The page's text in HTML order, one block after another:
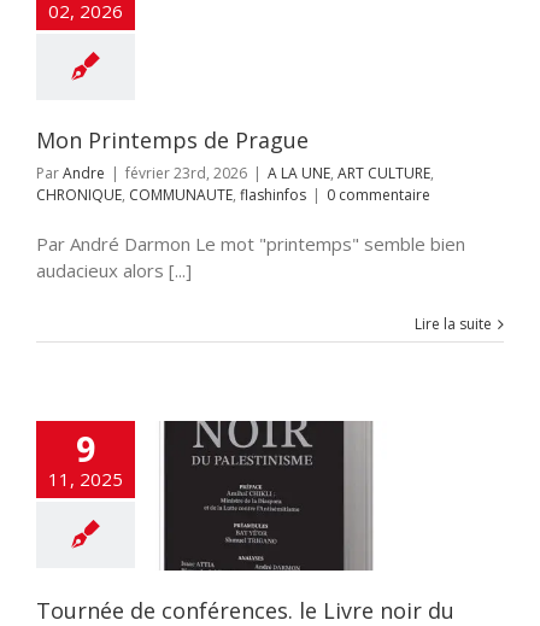
02, 2026
Mon Printemps de Prague
ParAndre | février 23rd, 2026 | A LA UNE, ART CULTURE,
CHRONIQUE, COMMUNAUTE, flashinfos | 0 commentaire
Par André Darmon Le mot "printemps" semble bien
audacieux alors [...]
Lire la suite
9
11, 2025
de
le Livre
Palestinisme
ART CULTURE
Tournée de conférences. le Livre noir du